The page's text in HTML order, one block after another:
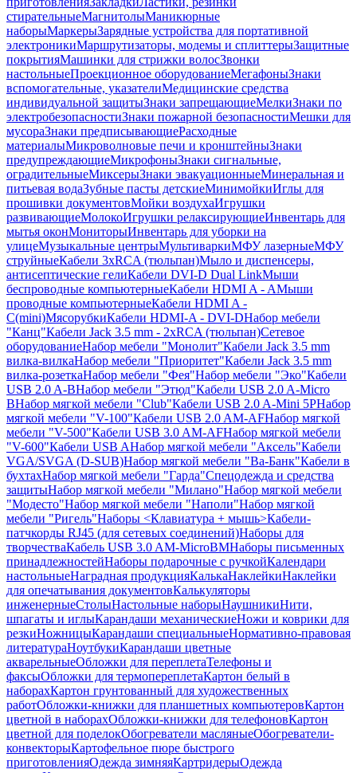
стирательныеМагнитолыМаникюрные
наборыМаркерыЗарядные устройства для портативной
электроникиМаршрутизаторы, модемы и сплиттерыЗащитные
покрытияМашинки для стрижки волосЗвонки
настольныеПроекционное оборудованиеМегафоныЗнаки
вспомогательные, указателиМедицинские средства
индивидуальной защитыЗнаки запрещающиеМелкиЗнаки по
электробезопасностиЗнаки пожарной безопасностиМешки для
мусораЗнаки предписывающиеРасходные
материалыМикроволновые печи и кронштейныЗнаки
предупреждающиеМикрофоныЗнаки сигнальные,
оградительныеМиксерыЗнаки эвакуационныеМинеральная и
питьевая водаЗубные пасты детскиеМинимойкиИглы для
прошивки документовМойки воздухаИгрушки
развивающиеМолокоИгрушки релаксирующиеИнвентарь для
мытья оконМониторыИнвентарь для уборки на
улицеМузыкальные центрыМультиваркиМФУ лазерныеМФУ
струйныеКабели 3xRCA (тюльпан)Мыло и диспенсеры,
антисептические гелиКабели DVI-D Dual LinkМыши
беспроводные компьютерныеКабели HDMI A - AМыши
проводные компьютерныеКабели HDMI A -
C(mini)МясорубкиКабели HDMI-A - DVI-DНабор мебели
"Канц"Кабели Jack 3.5 mm - 2xRCA (тюльпан)Сетевое
оборудованиеНабор мебели "Монолит"Кабели Jack 3.5 mm
вилка-вилкаНабор мебели "Приоритет"Кабели Jack 3.5 mm
вилка-розеткаНабор мебели "Фея"Набор мебели "Эко"Кабели
USB 2.0 A-BНабор мебели "Этюд"Кабели USB 2.0 A-Micro
BНабор мягкой мебели "Club"Кабели USB 2.0 A-Mini 5PНабор
мягкой мебели "V-100"Кабели USB 2.0 AM-AFНабор мягкой
мебели "V-500"Кабели USB 3.0 AM-AFНабор мягкой мебели
"V-600"Кабели USB AНабор мягкой мебели "Аксель"Кабели
VGA/SVGA (D-SUB)Набор мягкой мебели "Ва-Банк"Кабели в
бухтахНабор мягкой мебели "Гарда"Спецодежда и средства
защитыНабор мягкой мебели "Милано"Набор мягкой мебели
"Модесто"Набор мягкой мебели "Наполи"Набор мягкой
мебели "Ригель"Наборы <Клавиатура + мышь>Кабели-
патчкорды RJ45 (для сетевых соединений)Наборы для
творчестваКабель USB 3.0 AM-MicroBMНаборы письменных
принадлежностейНаборы подарочные с ручкойКалендари
настольныеНаградная продукцияКалькаНаклейкиНаклейки
для опечатывания документовКалькуляторы
инженерныеСтолыНастольные наборыНаушникиНити,
шпагаты и иглыКарандаши механическиеНожи и коврики для
резкиНожницыКарандаши специальныеНормативно-правовая
литератураНоутбукиКарандаши цветные
акварельныеОбложки для переплетаТелефоны и
факсыОбложки для термопереплетаКартон белый в
наборахКартон грунтованный для художественных
работОбложки-книжки для планшетных компьютеровКартон
цветной в наборахОбложки-книжки для телефоновКартон
цветной для поделокОбогреватели масляныеОбогреватели-
конвекторыКартофельное пюре быстрого
приготовленияОдежда зимняяКартридерыОдежда